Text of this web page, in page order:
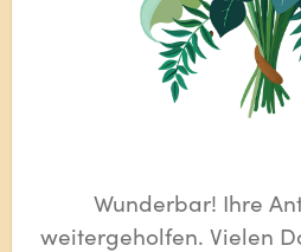
Wunderbar! Ihre
weitergeholfen. Vielen